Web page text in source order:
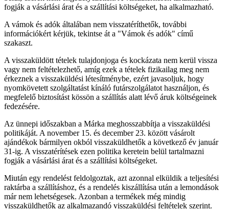
fogják a vásárlási árat és a szállítási költségeket, ha alkalmazható.
A vámok és adók általában nem visszatéríthetők, további
információkért kérjük, tekintse át a "Vámok és adók" című
szakaszt.
A visszaküldött tételek tulajdonjoga és kockázata nem kerül vissza
vagy nem feltételezhető, amíg ezek a tételek fizikailag meg nem
érkeznek a visszaküldési létesítménybe, ezért javasoljuk, hogy
nyomkövetett szolgáltatást kínáló futárszolgálatot használjon, és
megfelelő biztosítást kössön a szállítás alatt lévő áruk költségeinek
fedezésére.
Az ünnepi időszakban a Márka meghosszabbítja a visszaküldési
politikáját. A november 15. és december 23. között vásárolt
ajándékok bármilyen okból visszaküldhetők a következő év január
31-ig. A visszatérítések ezen politika keretein belül tartalmazni
fogják a vásárlási árat és a szállítási költségeket.
Miután egy rendelést feldolgoztak, azt azonnal elküldik a teljesítési
raktárba a szállításhoz, és a rendelés kiszállítása után a lemondások
már nem lehetségesek. Azonban a termékek még mindig
visszaküldhetők az alkalmazandó visszaküldési feltételek szerint.